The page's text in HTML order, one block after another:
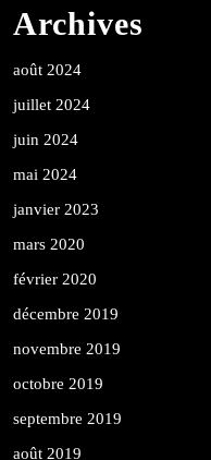
Archives
août 2024
juillet 2024
juin 2024
mai 2024
janvier 2023
mars 2020
février 2020
décembre 2019
novembre 2019
octobre 2019
septembre 2019
août 2019